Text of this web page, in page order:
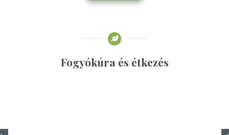
Fogyókúra és étkezés